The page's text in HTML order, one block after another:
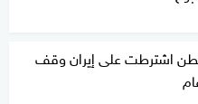
اشترطت على إيران وقف